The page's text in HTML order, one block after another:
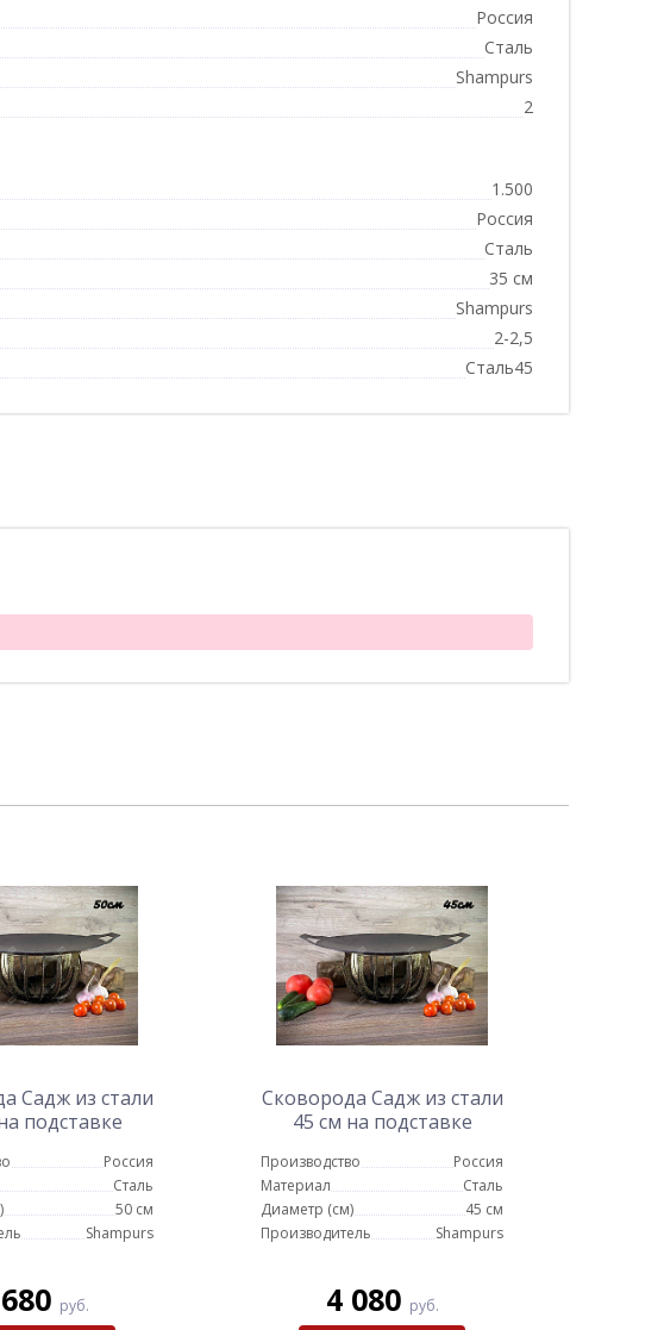
Россия
Сталь
Shampurs
2
1.500
Россия
Сталь
35 см
Shampurs
2-2,5
Сталь45
Садж из стали
подставке
Россия
Сталь
50 см
Shampurs
руб.
Сковорода Садж из стали
45 см на подставке
Производство
Россия
Материал
Сталь
Диаметр (см)
45 см
Производитель
Shampurs
4 080 руб.